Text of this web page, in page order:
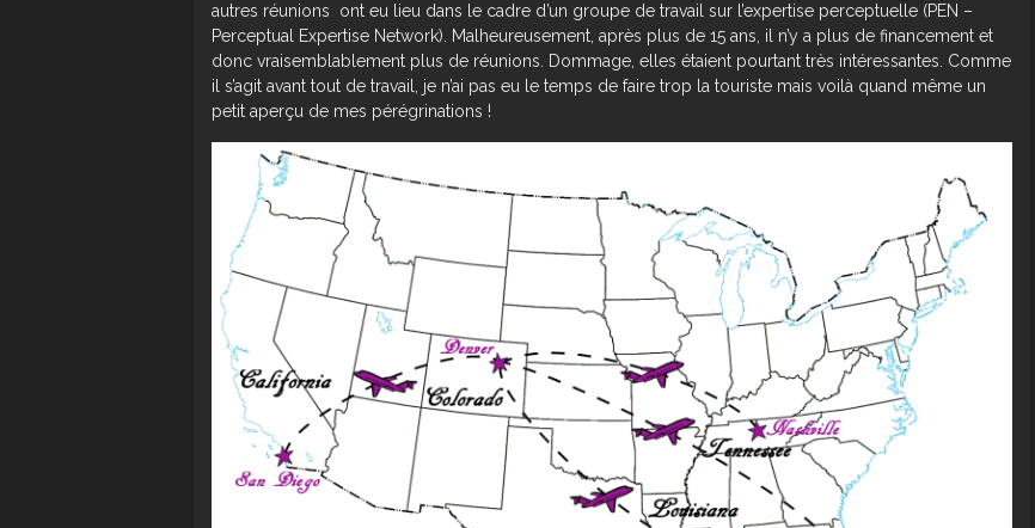
autres réunions ont eu lieu dans le cadre d’un groupe de travail sur l’expertise perceptuelle (PEN –
Perceptual Expertise Network). Malheureusement, après plus de 15 ans, il n’y a plus de financement et
donc vraisemblablement plus de réunions. Dommage, elles étaient pourtant très intéressantes. Comme
il s’agit avant tout de travail, je n’ai pas eu le temps de faire trop la touriste mais voilà quand même un
petit aperçu de mes pérégrinations !